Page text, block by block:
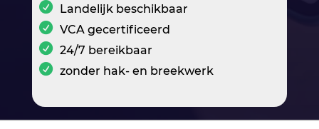
Landelijk beschikbaar
VCA gecertificeerd
24/7 bereikbaar
zonder hak- en breekwerk